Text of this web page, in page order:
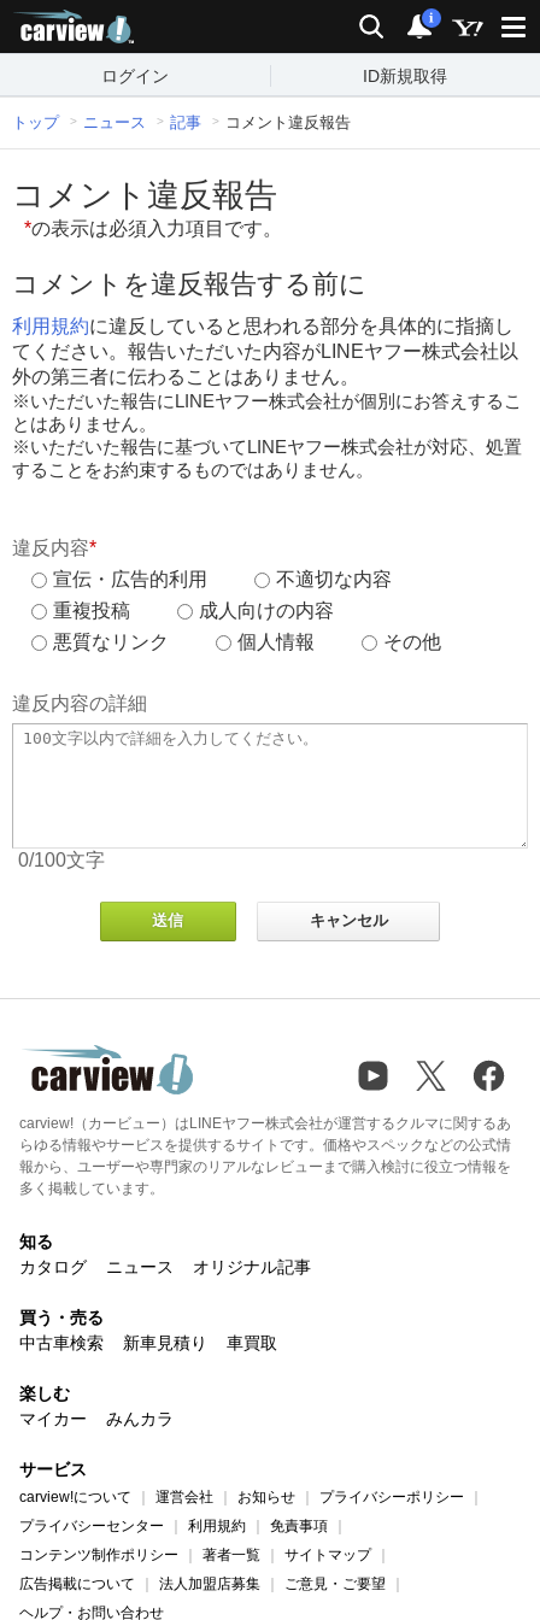
検索 通知
i
ログイン ID新規取得
トップ ニュース 記事 コメント違反報告
コメント違反報告
*の表示は必須入力項目です。
コメントを違反報告する前に
利用規約に違反していると思われる部分を具体的に指摘し
てください。報告いただいた内容がLINEヤフー株式会社以
外の第三者に伝わることはありません。
※いただいた報告にLINEヤフー株式会社が個別にお答えするこ
とはありません。
※いただいた報告に基づいてLINEヤフー株式会社が対応、処置
することをお約束するものではありません。
違反内容*
宣伝・広告的利用
不適切な内容
重複投稿
成人向けの内容
悪質なリンク
個人情報 その他
違反内容の詳細
0/100文字
carview!（カービュー）はLINEヤフー株式会社が運営するクルマに関するあ
らゆる情報やサービスを提供するサイトです。価格やスペックなどの公式情
報から、ユーザーや専門家のリアルなレビューまで購入検討に役立つ情報を
多く掲載しています。
知る
カタログ
ニュース オリジナル記事
買う・売る
中古車検索
新車見積り 車買取
楽しむ
マイカー
みんカラ
サービス
carview!について 運営会社 お知らせ
プライバシーポリシー
プライバシーセンター
利用規約
免責事項
コンテンツ制作ポリシー
著者一覧
サイトマップ
広告掲載について
法人加盟店募集
ご意見・ご要望
ヘルプ・お問い合わせ